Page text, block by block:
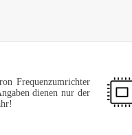
Frequenzumrichter
dienen nur der